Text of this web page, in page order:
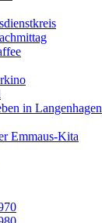
in Langenhagen
Emmaus-Kita